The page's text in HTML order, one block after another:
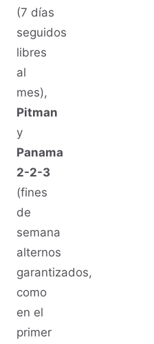
(7 días
seguidos
libres
al
mes),
Pitman
y
Panama
2-2-3
(fines
de
semana
alternos
garantizados,
como
en el
primer